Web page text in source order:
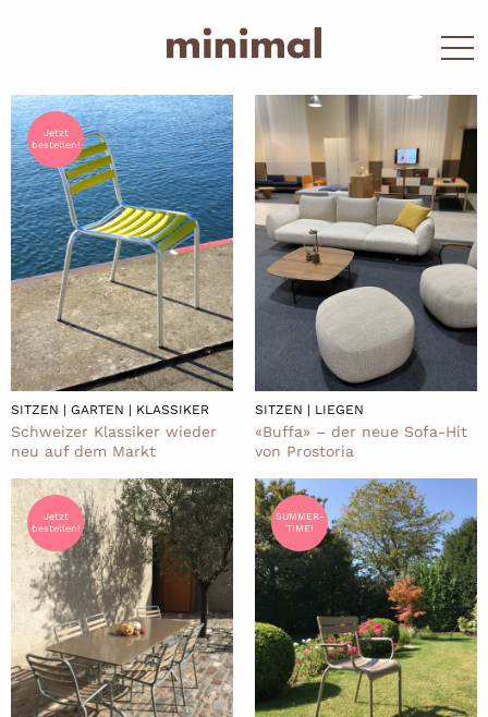
Jetzt
bestellen!
SITZEN | GARTEN | KLASSIKER
Schweizer Klassiker wieder
neu auf dem Markt
SITZEN | LIEGEN
«Buffa» – der neue Sofa-Hit
von Prostoria
Jetzt
bestellen!
SUMMER-
TIME!